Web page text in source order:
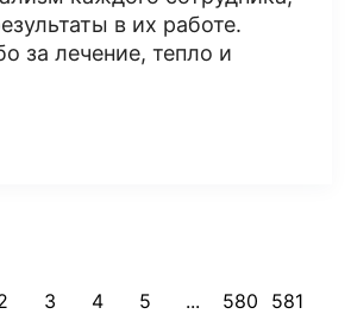
в их работе.
за лечение, тепло и
3 4 5 ... 580
581